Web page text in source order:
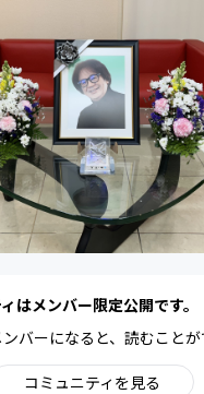
はメンバー限定公開です。
バーになると、読むことが
コミュニティを見る